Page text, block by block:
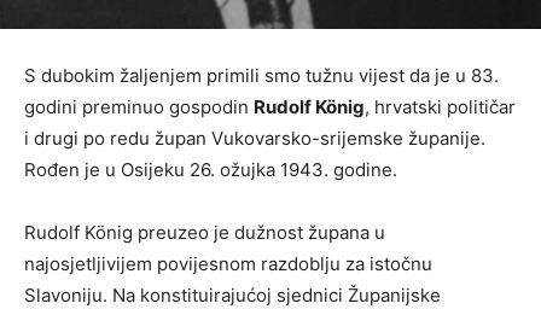
S dubokim žaljenjem primili smo tužnu vijest da je u 83.
godini preminuo gospodin Rudolf König, hrvatski političar
i drugi po redu župan Vukovarsko-srijemske županije.
Rođen je u Osijeku 26. ožujka 1943. godine.
Rudolf König preuzeo je dužnost župana u
najosjetljivijem povijesnom razdoblju za istočnu
Slavoniju. Na konstituirajućoj sjednici Županijske